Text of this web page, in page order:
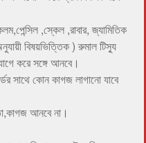
,স্কেল ,রাবার, জ্যামিতিক
বিষয়ভিত্তিক ) রুমাল টিস্যু
করে সঙ্গে আনবে।
সাথে কোন কাগজ লাগানো যাবে
আনবে না।